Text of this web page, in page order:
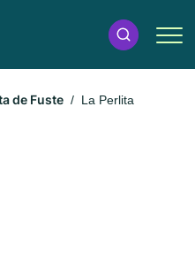
de Fuste La Perlita